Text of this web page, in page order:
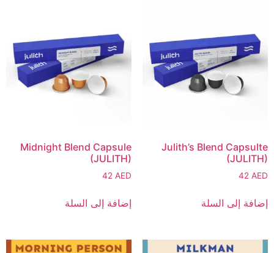
Julith’s Blend Capsulte
(JULITH)
42 AED
إضافة إلى السلة
Midnight Blend Capsule
(JULITH)
42AED
إضافة إلى السلة